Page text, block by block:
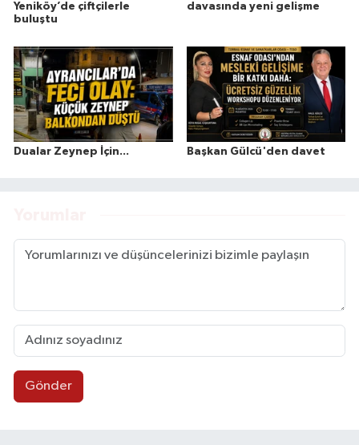
Yeniköy’de çiftçilerle
buluştu
davasında yeni gelişme
Dualar Zeynep İçin... Başkan Gülcü'den davet
Gönder